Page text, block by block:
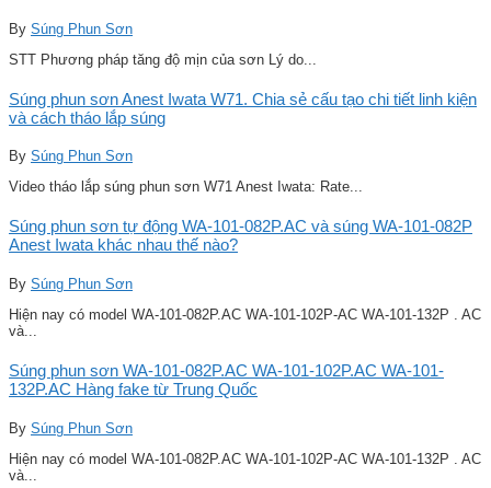
By Súng Phun Sơn
STT Phương pháp tăng độ mịn của sơn Lý do...
Súng phun sơn Anest Iwata W71. Chia sẻ cấu tạo chi tiết linh kiện
và cách tháo lắp súng
By Súng Phun Sơn
Video tháo lắp súng phun sơn W71 Anest Iwata: Rate...
Súng phun sơn tự động WA-101-082P.AC và súng WA-101-082P
Anest Iwata khác nhau thế nào?
By Súng Phun Sơn
Hiện nay có model WA-101-082P.AC WA-101-102P-AC WA-101-132P . AC
và...
Súng phun sơn WA-101-082P.AC WA-101-102P.AC WA-101-
132P.AC Hàng fake từ Trung Quốc
By Súng Phun Sơn
Hiện nay có model WA-101-082P.AC WA-101-102P-AC WA-101-132P . AC
và...